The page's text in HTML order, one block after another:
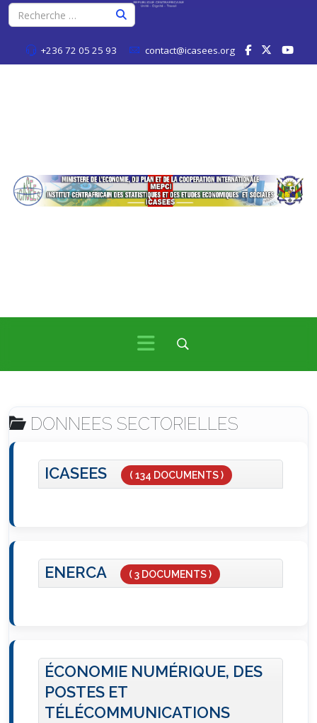
+236 72 05 25 93 contact@icasees.org
DONNEES SECTORIELLES
ICASEES ( 134 DOCUMENTS )
ENERCA ( 3 DOCUMENTS )
ÉCONOMIE NUMÉRIQUE, DES
POSTES ET
TÉLÉCOMMUNICATIONS